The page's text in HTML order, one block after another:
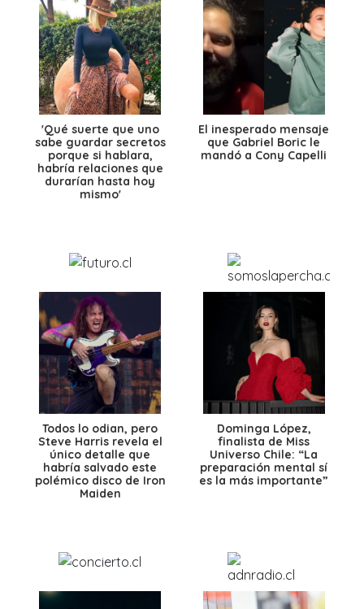
'Qué suerte que uno
sabe guardar secretos
porque si hablara,
habría relaciones que
durarían hasta hoy
mismo'
El inesperado mensaje
que Gabriel Boric le
mandó a Cony Capelli
Todos lo odian, pero
Steve Harris revela el
único detalle que
habría salvado este
polémico disco de Iron
Maiden
Dominga López,
finalista de Miss
Universo Chile: “La
preparación mental sí
es la más importante”